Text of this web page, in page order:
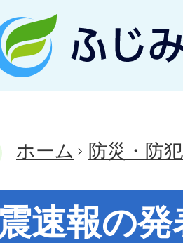
ホーム 防災・防犯
速報の